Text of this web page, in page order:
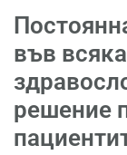
във
решение